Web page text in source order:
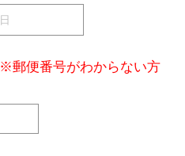
※郵便番号がわからない方